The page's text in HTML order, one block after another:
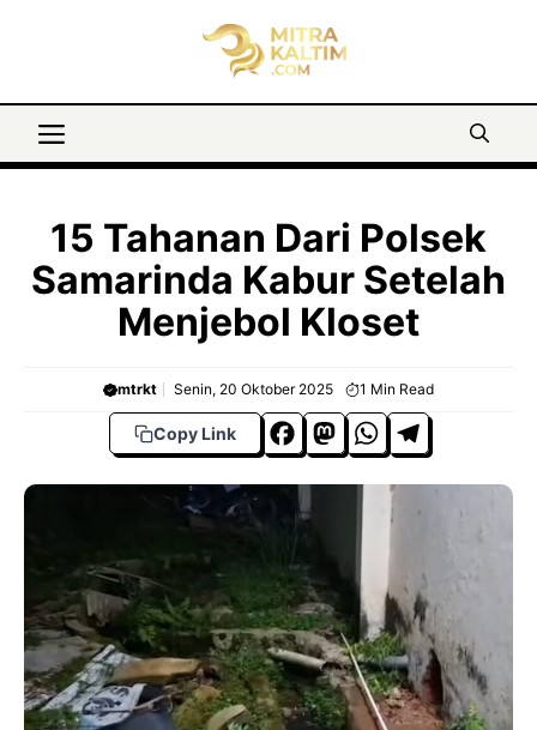
Menu
15 Tahanan Dari Polsek
Samarinda Kabur Setelah
Menjebol Kloset
mtrkt Senin, 20 Oktober 2025 1 Min Read
Copy Link
F
a
b
o
o
k
M
a
s
t
o
d
o
n
W
h
a
t
s
A
p
p
T
el
e
r
a
m